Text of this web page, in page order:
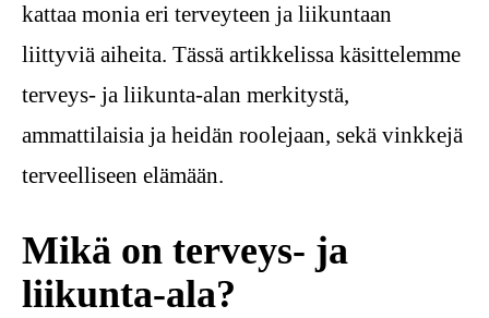
kattaa monia eri terveyteen ja liikuntaan
liittyviä aiheita. Tässä artikkelissa käsittelemme
terveys- ja liikunta-alan merkitystä,
ammattilaisia ja heidän roolejaan, sekä vinkkejä
terveelliseen elämään.
Mikä on terveys- ja
liikunta-ala?